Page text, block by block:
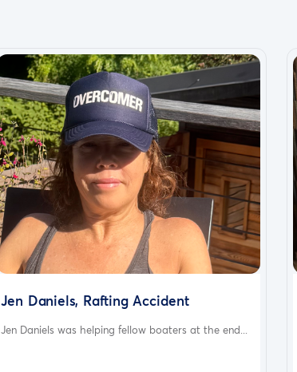
Jen Daniels, Rafting Accident
Jen Daniels was helping fellow boaters at the end...